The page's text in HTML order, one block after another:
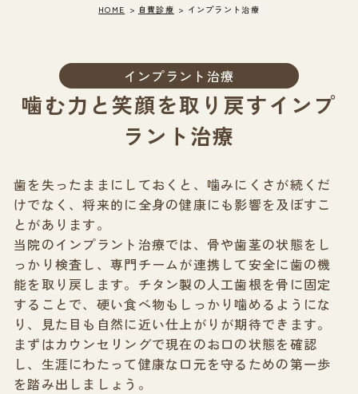
HOME 自費診療 インプラント治療
インプラント治療
噛む力と笑顔を取り戻すインプ
ラント治療
歯を失ったままにしておくと、噛みにくさが続くだ
けでなく、将来的に全身の健康にも影響を及ぼすこ
とがあります。
当院のインプラント治療では、骨や歯茎の状態をし
っかり検査し、専門チームが連携して安全に歯の機
能を取り戻します。チタン製の人工歯根を骨に固定
することで、硬い食べ物もしっかり噛めるようにな
り、見た目も自然に近い仕上がりが期待できます。
まずはカウンセリングで現在のお口の状態を確認
し、生涯にわたって健康な口元を守るための第一歩
を踏み出しましょう。